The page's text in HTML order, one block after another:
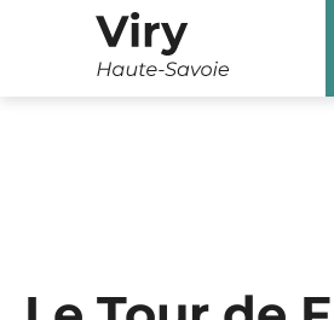
Panneau de gestion des cookies